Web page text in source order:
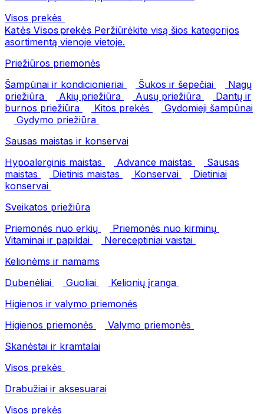
Visos prekės
Katės Visos prekės Peržiūrėkite visą šios kategorijos
asortimentą vienoje vietoje.
Priežiūros priemonės
Šampūnai ir kondicionieriai
Šukos ir šepečiai
Nagų
priežiūra
Akių priežiūra Ausų priežiūra
Dantų ir
burnos priežiūra
Kitos prekės
Gydomieji šampūnai
Gydymo priežiūra
Sausas maistas ir konservai
Hypoalerginis maistas
Advance maistas
Sausas
maistas
Dietinis maistas Konservai
Dietiniai
konservai
Sveikatos priežiūra
Priemonės nuo erkių
Priemonės nuo kirminų
Vitaminai ir papildai
Nereceptiniai vaistai
Kelionėms ir namams
Dubenėliai
Guoliai
Kelionių įranga
Higienos ir valymo priemonės
Higienos priemonės
Valymo priemonės
Skanėstai ir kramtalai
Visos prekės
Drabužiai ir aksesuarai
Visos prekės